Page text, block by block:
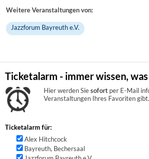
Weitere Veranstaltungen von:
Jazzforum Bayreuth e.V.
Ticketalarm - immer wissen,
Hier werden Siesofort per E-Mail
Veranstaltungen Ihres Favoriten gibt.
Ticketalarm für:
Alex Hitchcock
Bayreuth, Bechersaal